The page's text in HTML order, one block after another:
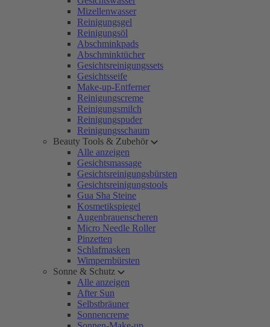
Mizellenwasser
Reinigungsgel
Reinigungsöl
Abschminkpads
Abschminktücher
Gesichtsreinigungssets
Gesichtsseife
Make-up-Entferner
Reinigungscreme
Reinigungsmilch
Reinigungspuder
Reinigungsschaum
Beauty Tools & Zubehör
Alle anzeigen
Gesichtsmassage
Gesichtsreinigungsbürsten
Gesichtsreinigungstools
Gua Sha Steine
Kosmetikspiegel
Augenbrauenscheren
Micro Needle Roller
Pinzetten
Schlafmasken
Wimpernbürsten
Sonne & Schutz
Alle anzeigen
After Sun
Selbstbräuner
Sonnencreme